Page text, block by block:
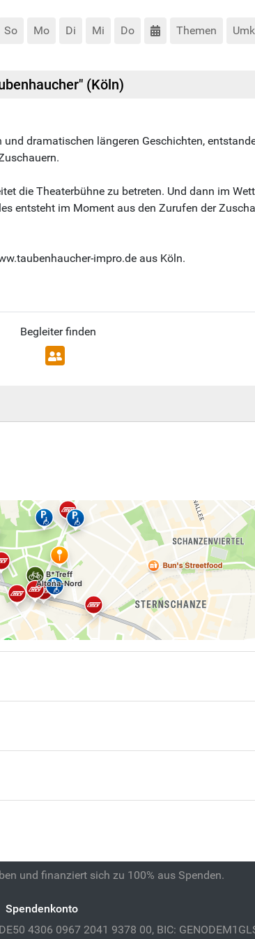
So Mo Di Mi Do Themen
(Köln)
dramatischen längeren Geschichten,
die Theaterbühne zu betreten. Und dann im
entsteht im Moment aus den Zurufen der
impro.de aus Köln.
Begleiter finden
und finanziert sich zu 100% aus Spenden.
Spendenkonto
4306 0967 2041 9378 00, BIC: